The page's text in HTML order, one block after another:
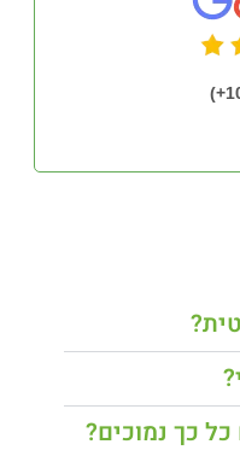
כך נמוכים?